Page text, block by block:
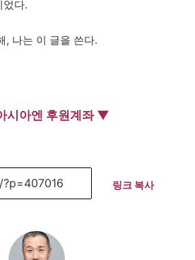
었다.
, 나는 이 글을 쓴다.
시아엔 후원계좌 ▼
링크 복사